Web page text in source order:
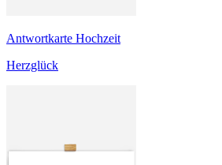
Antwortkarte Hochzeit
Herzglück